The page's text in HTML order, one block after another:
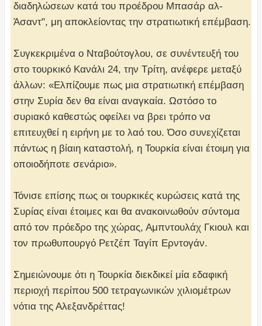
διαδηλώσεων κατά του προέδρου Μπασάρ αλ-
Άσαντ", μη αποκλείοντας την στρατιωτική επέμβαση.
Συγκεκριμένα ο Νταβούτογλου, σε συνέντευξή του
στο τουρκικό Κανάλι 24, την Τρίτη, ανέφερε μεταξύ
άλλων: «Ελπίζουμε πως μια στρατιωτική επέμβαση
στην Συρία δεν θα είναι αναγκαία. Ωστόσο το
συριακό καθεστώς οφείλει να βρει τρόπο να
επιτευχθεί η ειρήνη με το λαό του. Όσο συνεχίζεται
πάντως η βίαιη καταστολή, η Τουρκία είναι έτοιμη για
οποιοδήποτε σενάριο».
Τόνισε επίσης πως οι τουρκικές κυρώσεις κατά της
Συρίας είναι έτοιμες και θα ανακοινωθούν σύντομα
από τον πρόεδρο της χώρας, Αμπντουλάχ Γκιουλ και
τον πρωθυπουργό Ρετζέπ Ταγίπ Ερντογάν.
Σημειώνουμε ότι η Τουρκία διεκδικεί μία εδαφική
περιοχή περίπου 500 τετραγωνικών χιλιομέτρων
νότια της Αλεξανδρέττας!